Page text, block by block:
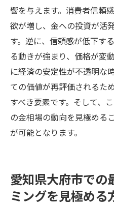
響を与えます。消費者信頼
欲が増し、金への投資が活
す。逆に、信頼感が低下す
る動きが強まり、価格が変
に経済の安定性が不透明な
ての価値が再評価されるた
すべき要素です。そして、
の金相場の動向を見極める
が可能となります。
愛知県大府市での
ミングを見極める